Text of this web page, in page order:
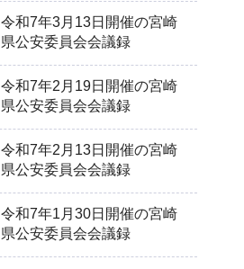
令和7年3月13日開催の宮崎
県公安委員会会議録
令和7年2月19日開催の宮崎
県公安委員会会議録
令和7年2月13日開催の宮崎
県公安委員会会議録
令和7年1月30日開催の宮崎
県公安委員会会議録